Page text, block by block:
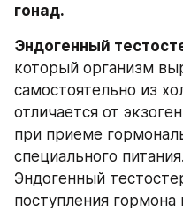
гонад.
Эндогенный
который организм
самостоятельно из
отличается от
при приеме
специального питания.
Эндогенный
поступления